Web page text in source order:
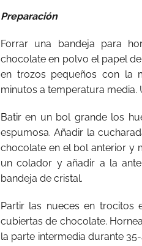
Preparación
Forrar una bandeja para
chocolate en polvo el papel
en trozos pequeños con la
minutos a temperatura media.
Batir en un bol grande los
espumosa. Añadir la
chocolate en el bol anterior y
un colador y añadir a la
bandeja de cristal.
Partir las nueces en trocitos
cubiertas de chocolate.
la parte intermedia durante